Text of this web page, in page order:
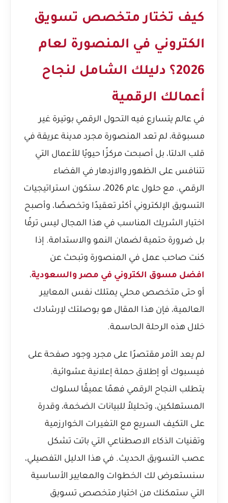
كيف تختار متخصص تسويق
الكتروني في المنصورة لعام
2026؟ دليلك الشامل لنجاح
أعمالك الرقمية
في عالم يتسارع فيه التحول الرقمي بوتيرة غير
مسبوقة، لم تعد المنصورة مجرد مدينة عريقة في
قلب الدلتا، بل أصبحت مركزًا حيويًا للأعمال التي
تتنافس على الظهور والازدهار في الفضاء
الرقمي. مع حلول عام 2026، ستكون استراتيجيات
التسويق الإلكتروني أكثر تعقيدًا وتخصصًا، وأصبح
اختيار الشريك المناسب في هذا المجال ليس ترفًا
بل ضرورة حتمية لضمان النمو والاستدامة. إذا
كنت صاحب عمل في المنصورة وتبحث عن
افضل مسوق الكتروني في مصر والسعودية،
أو حتى متخصص محلي يمتلك نفس المعايير
العالمية، فإن هذا المقال هو بوصلتك لإرشادك
خلال هذه الرحلة الحاسمة.
لم يعد الأمر مقتصرًا على مجرد وجود صفحة على
فيسبوك أو إطلاق حملة إعلانية عشوائية.
يتطلب النجاح الرقمي فهمًا عميقًا لسلوك
المستهلكين، وتحليلاً للبيانات الضخمة، وقدرة
على التكيف السريع مع التغيرات الخوارزمية
وتقنيات الذكاء الاصطناعي التي باتت تشكل
عصب التسويق الحديث. في هذا الدليل التفصيلي،
سنستعرض لك الخطوات والمعايير الأساسية
التي ستمكنك من اختيار متخصص تسويق